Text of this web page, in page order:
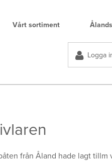
Vårt sortiment
Logga
från Åland hade lagt tillm